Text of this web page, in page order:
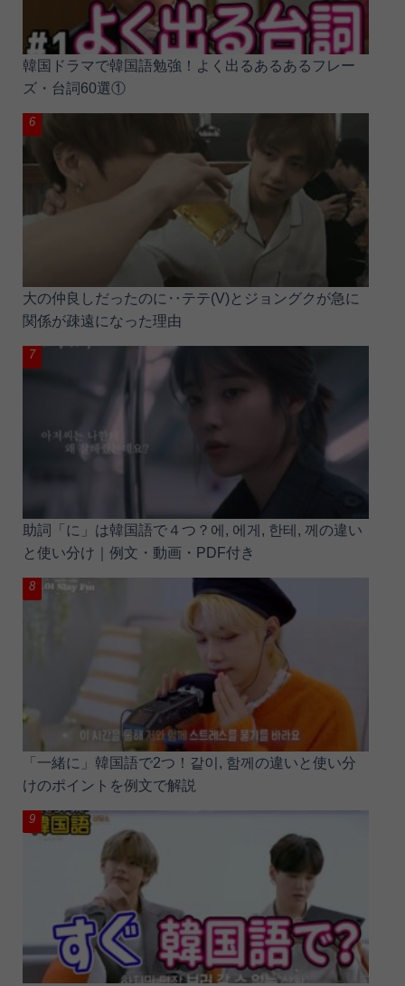
韓国ドラマで韓国語勉強！よく出るあるあるフレー
ズ・台詞60選①
大の仲良しだったのに‥テテ(V)とジョングクが急に
関係が疎遠になった理由
助詞「に」は韓国語で４つ？에, 에게, 한테, 께の違い
と使い分け｜例文・動画・PDF付き
「一緒に」韓国語で2つ！같이, 함께の違いと使い分
けのポイントを例文で解説